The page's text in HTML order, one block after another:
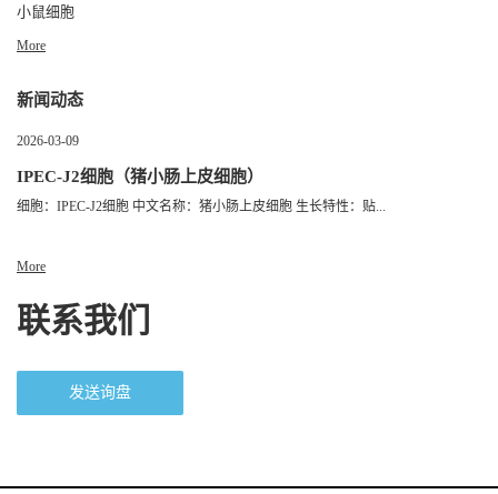
小鼠细胞
More
新闻动态
2026-03-09
IPEC-J2细胞（猪小肠上皮细胞）
细胞：IPEC-J2细胞 中文名称：猪小肠上皮细胞 生长特性：贴...
More
联系我们
发送询盘